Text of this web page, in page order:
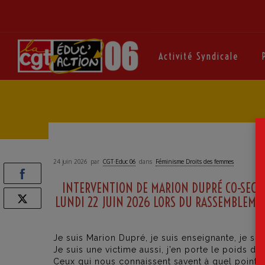
Activité Syndicale
24 juin 2026 par CGT·Educ 06 dans Féminisme Droits des femmes
INTERVENTION DE MARION DUPRÉ CO-
LUNDI 22 JUIN 2026 LORS DU
Je suis Marion Dupré, je suis enseignante, je
Je suis une victime aussi, j’en porte le poids
Ceux qui nous connaissent savent à quel point